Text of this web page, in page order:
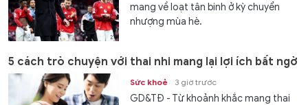
mang về loạt tân binh ở kỳ chuyển
nhượng mùa hè.
5 cách trò chuyện với thai nhi mang lại lợi ích bất ngờ
Sức khoẻ 3 giờ trước
GD&TĐ - Từ khoảnh khắc mang thai